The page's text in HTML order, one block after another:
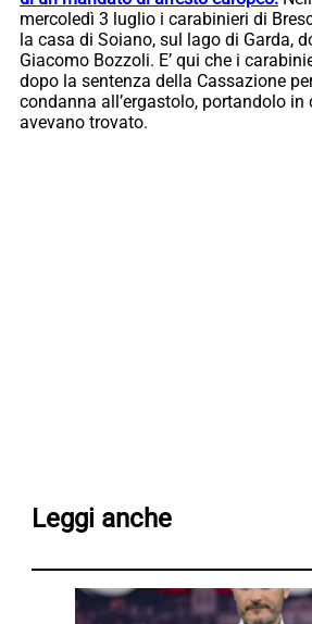
mercoledì 3 luglio i carabinieri di
la casa di Soiano, sul lago di Garda,
Giacomo Bozzoli. E’ qui che i
dopo la sentenza della Cassazione
condanna all’ergastolo, portandolo in
avevano trovato.
Leggi anche